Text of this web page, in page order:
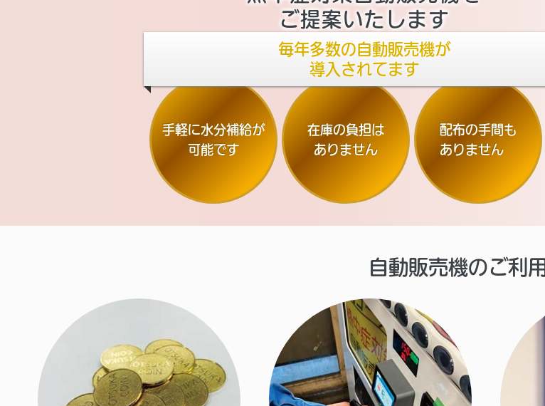
ご提案いたします
毎年多数の自動販売機が
導入されてます
手軽に水分補給が
可能です
在庫の負担は
ありません
配布の手間も
ありません
自動販売機のご利